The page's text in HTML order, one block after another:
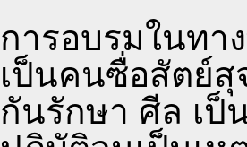
การอบรมในทา
เป็นคนซื่อสัตย์
กันรักษา ศีล เป็